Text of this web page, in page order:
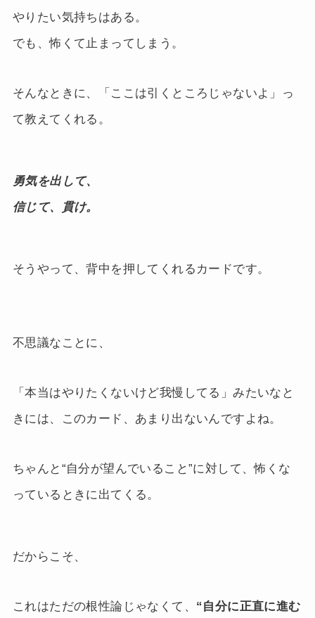
やりたい気持ちはある。
でも、怖くて止まってしまう。
そんなときに、「ここは引くところじゃないよ」っ
て教えてくれる。
勇気を出して、
信じて、貫け。
そうやって、背中を押してくれるカードです。
不思議なことに、
「本当はやりたくないけど我慢してる」みたいなと
きには、このカード、あまり出ないんですよね。
ちゃんと“自分が望んでいること”に対して、怖くな
っているときに出てくる。
だからこそ、
これはただの根性論じゃなくて、 “自分に正直に進む